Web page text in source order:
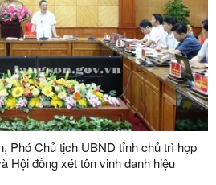
Phó Chủ tịch UBND tỉnh chủ trì họp
Hội đồng xét tôn vinh danh hiệu